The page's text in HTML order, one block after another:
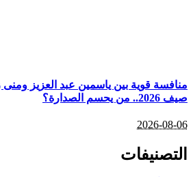
منافسة قوية بين ياسمين عبد العزيز
صيف 2026.. من يحسم الصدارة؟
2026-08-06
التصنيفات